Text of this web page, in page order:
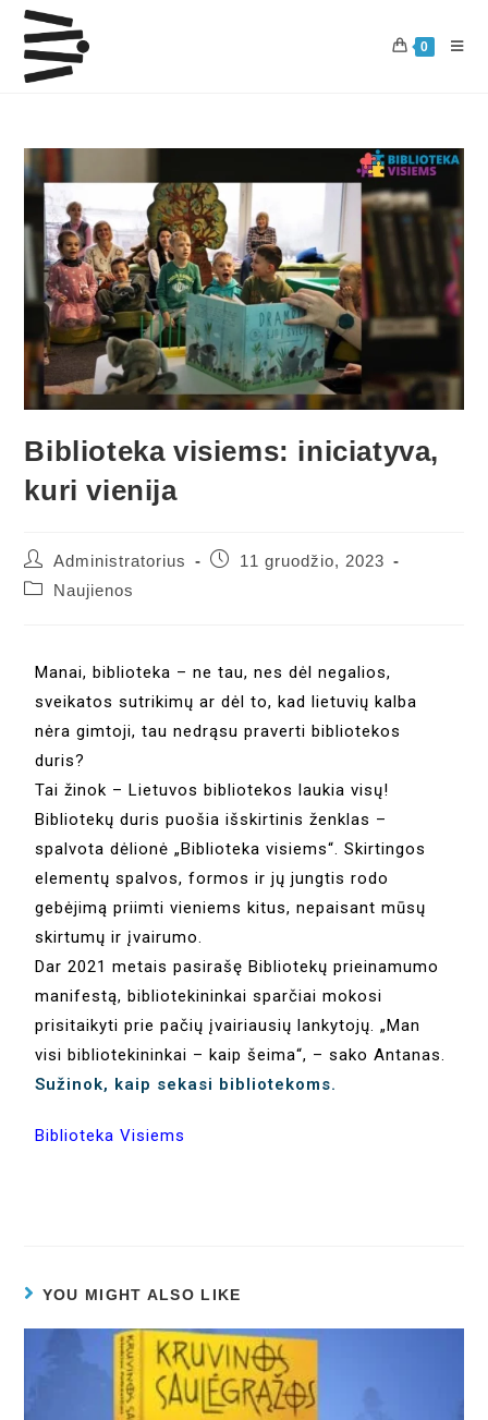
0
Biblioteka visiems: iniciatyva,
kuri vienija
Administratorius
11 gruodžio, 2023
Naujienos
Manai, biblioteka – ne tau, nes dėl negalios,
sveikatos sutrikimų ar dėl to, kad lietuvių kalba
nėra gimtoji, tau nedrąsu praverti bibliotekos
duris?
Tai žinok – Lietuvos bibliotekos laukia visų!
Bibliotekų duris puošia išskirtinis ženklas –
spalvota dėlionė „Biblioteka visiems“. Skirtingos
elementų spalvos, formos ir jų jungtis rodo
gebėjimą priimti vieniems kitus, nepaisant mūsų
skirtumų ir įvairumo.
Dar 2021 metais pasirašę Bibliotekų prieinamumo
manifestą, bibliotekininkai sparčiai mokosi
prisitaikyti prie pačių įvairiausių lankytojų. „Man
visi bibliotekininkai – kaip šeima“, – sako Antanas.
Sužinok, kaip sekasi bibliotekoms.
Biblioteka Visiems
YOU MIGHT ALSO LIKE